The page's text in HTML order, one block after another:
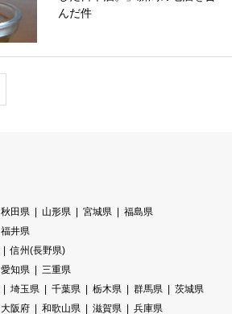
んだ件
秋田県 山形県 宮城県
福島県
福井県
信州(長野県)
愛知県
三重県
埼玉県 千葉県 栃木県 群馬県
茨城県
大阪府 和歌山県 滋賀県
兵庫県